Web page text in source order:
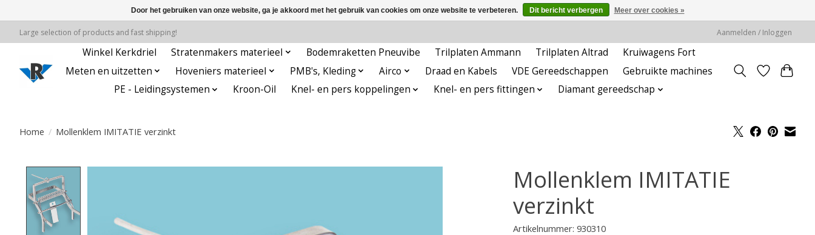
Large selection of products and fast shipping! Aanmelden / Inloggen
Winkel Kerkdriel Stratenmakers materieel Bodemraketten Pneuvibe Trilplaten Ammann Trilplaten Altrad
Kruiwagens Fort
Meten en uitzetten
Hoveniers materieel PMB's, Kleding Airco Draad en Kabels VDE Gereedschappen
Gebruikte machines
PE - Leidingsystemen
Kroon-Oil Knel- en pers koppelingen Knel- en pers fittingen Diamant gereedschap
Home / Mollenklem IMITATIE verzinkt
Mollenklem IMITATIE
verzinkt
Artikelnummer: 930310
Door het gebruiken van onze website, ga je akkoord met het gebruik van cookies om onze website te verbeteren. Dit bericht verbergen Meer over cookies »